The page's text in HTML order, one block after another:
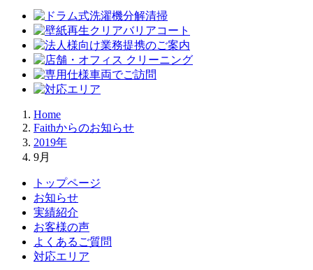
Home
Faithからのお知らせ
2019年
9月
トップページ
お知らせ
実績紹介
お客様の声
よくあるご質問
対応エリア